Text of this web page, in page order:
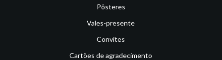
Pôsteres
Vales-presente
Convites
Cartões de agradecimento